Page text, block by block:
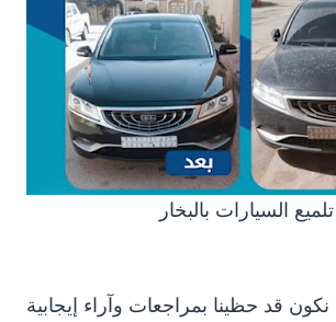
تلميع السيارات بالبخار
قد حظينا بمراجعات وآراء إيجابية